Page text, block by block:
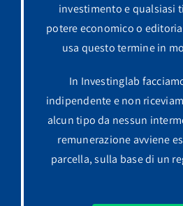
investimento e qualsiasi
potere economico o
usa questo termine in
In Investinglab
indipendente e non
alcun tipo da nessun
remunerazione avviene
parcella, sulla base di un